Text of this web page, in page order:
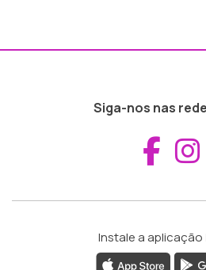
Siga-nos nas
Instale a aplicação